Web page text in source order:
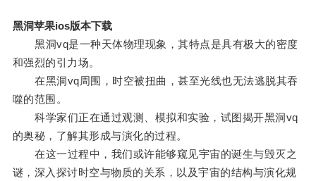
黑洞苹果ios版本下载
黑洞vq是一种天体物理现象，其特点是具有极大的密度
和强烈的引力场。
在黑洞vq周围，时空被扭曲，甚至光线也无法逃脱其吞
噬的范围。
科学家们正在通过观测、模拟和实验，试图揭开黑洞vq
的奥秘，了解其形成与演化的过程。
在这一过程中，我们或许能够窥见宇宙的诞生与毁灭之
谜，深入探讨时空与物质的关系，以及宇宙的结构与演化规